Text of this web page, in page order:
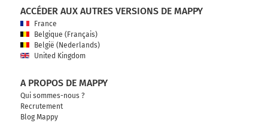
ACCÉDER AUX AUTRES VERSIONS DE MAPPY
France
Belgique (Français)
België (Nederlands)
United Kingdom
A PROPOS DE MAPPY
Qui sommes-nous ?
Recrutement
Blog Mappy